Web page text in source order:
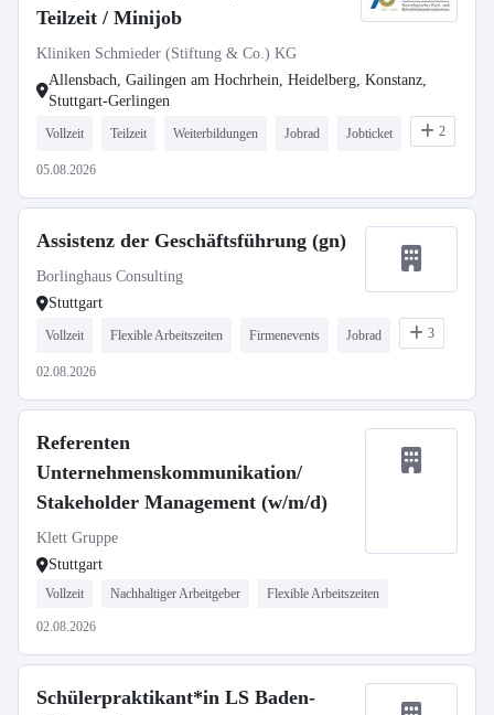
Teilzeit / Minijob
Kliniken Schmieder (Stiftung & Co.) KG
Allensbach, Gailingen am Hochrhein, Heidelberg, Konstanz,
Stuttgart-Gerlingen
Vollzeit Teilzeit Weiterbildungen Jobrad Jobticket 2
05.08.2026
Assistenz der Geschäftsführung (gn)
Borlinghaus Consulting
Stuttgart
Vollzeit Flexible Arbeitszeiten Firmenevents Jobrad 3
02.08.2026
Referenten
Unternehmenskommunikation/
Stakeholder Management (w/m/d)
Klett Gruppe
Stuttgart
Vollzeit Nachhaltiger Arbeitgeber Flexible Arbeitszeiten
02.08.2026
Schülerpraktikant*in LS Baden-